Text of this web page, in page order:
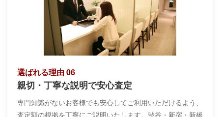
選ばれる理由 06
親切・丁寧な説明で安心査定
専門知識がないお客様でも安心してご利用いただけるよう、
査定額の根拠を丁寧にご説明いたします。渋谷・新宿・新橋